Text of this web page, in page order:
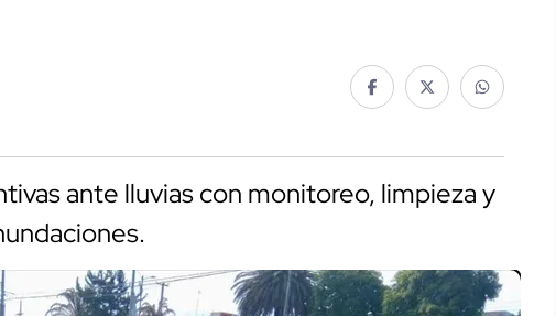
ante lluvias con monitoreo, limpieza y